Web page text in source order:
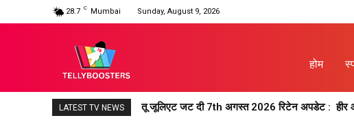
28.7 C Mumbai Sunday, August 9, 2026
होम
LATEST TV NEWS तू जूलिएट जट दी 7th अगस्त 2026 रिटेन अपडेट : हीर और
अनुपमा 7th अगस्त 2026 रिटेन अपडेट : अनुपमा और